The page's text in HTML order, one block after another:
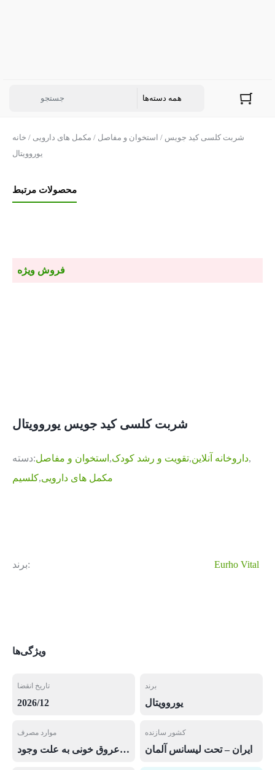
خانه / مکمل های دارویی / استخوان و مفاصل / شربت کلسی کید جویس
یوروویتال
محصولات مرتبط
فروش ویژه
شربت کلسی کید جویس یوروویتال
دسته:استخوان و مفاصل ,تقویت و رشد کودک,داروخانه آنلاین,
کلسیم,مکمل های دارویی
برند: Eurho Vital
ویژگی‌ها
تاریخ انقضا
2026/12
برند
یوروویتال
موارد مصرف
کلسی کید جویس، پیشگیری از رسوب کلسیم در عروق خونی به علت وجود K2 در فرمولاسیون این محصول, کمک به تقویت رشد و استحکام استخوان ها
کشور سازنده
ایران – تحت لیسانس آلمان